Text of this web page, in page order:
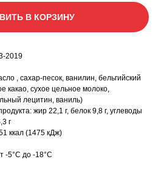
В КОРЗИНУ
2019
, сахар-песок, ванилин, бельгийский
какао, сухое цельное молоко,
лецитин, ваниль)
жир 22,1 г, белок 9,8 г, углеводы
г
ккал (1475 кДж)
-5°С до -18°С